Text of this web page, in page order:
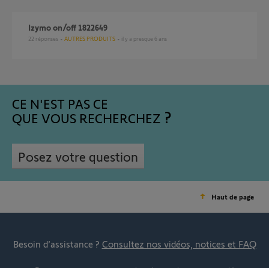
Izymo on/off 1822649
22 réponses AUTRES PRODUITS il y a presque 6 ans
CE N'EST PAS CE
QUE VOUS RECHERCHEZ
Posez votre question
Haut de page
Besoin d’assistance ? Consultez nos vidéos, notices et FAQ